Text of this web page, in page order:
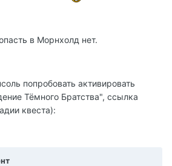
в Морнхолд нет.
попробовать активировать
Тёмного Братства", ссылка
квеста):